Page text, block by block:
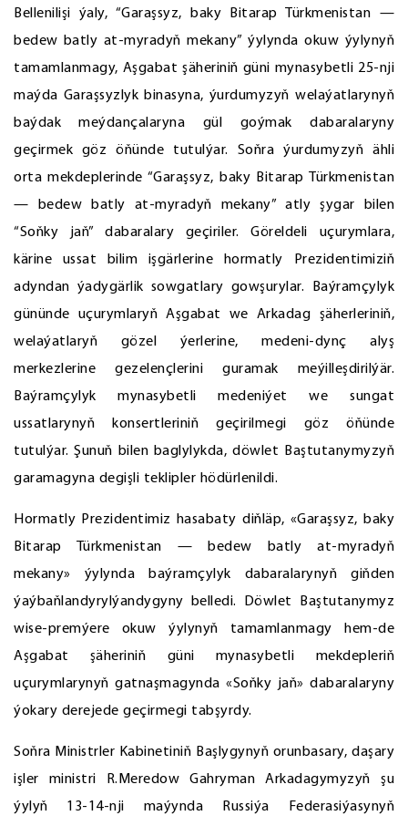
Bellenilişi ýaly, “Garaşsyz, baky Bitarap Türkmenistan —
bedew batly at-myradyň mekany” ýylynda okuw ýylynyň
tamamlanmagy, Aşgabat şäheriniň güni mynasybetli 25-nji
maýda Garaşsyzlyk binasyna, ýurdumyzyň welaýatlarynyň
baýdak meýdançalaryna gül goýmak dabaralaryny
geçirmek göz öňünde tutulýar. Soňra ýurdumyzyň ähli
orta mekdeplerinde “Garaşsyz, baky Bitarap Türkmenistan
— bedew batly at-myradyň mekany” atly şygar bilen
“Soňky jaň” dabaralary geçiriler. Göreldeli uçurymlara,
kärine ussat bilim işgärlerine hormatly Prezidentimiziň
adyndan ýadygärlik sowgatlary gowşurylar. Baýramçylyk
gününde uçurymlaryň Aşgabat we Arkadag şäherleriniň,
welaýatlaryň gözel ýerlerine, medeni-dynç alyş
merkezlerine gezelençlerini guramak meýilleşdirilýär.
Baýramçylyk mynasybetli medeniýet we sungat
ussatlarynyň konsertleriniň geçirilmegi göz öňünde
tutulýar. Şunuň bilen baglylykda, döwlet Baştutanymyzyň
garamagyna degişli teklipler hödürlenildi.
Hormatly Prezidentimiz hasabaty diňläp, «Garaşsyz, baky
Bitarap Türkmenistan — bedew batly at-myradyň
mekany» ýylynda baýramçylyk dabaralarynyň giňden
ýaýbaňlandyrylýandygyny belledi. Döwlet Baştutanymyz
wise-premýere okuw ýylynyň tamamlanmagy hem-de
Aşgabat şäheriniň güni mynasybetli mekdepleriň
uçurymlarynyň gatnaşmagynda «Soňky jaň» dabaralaryny
ýokary derejede geçirmegi tabşyrdy.
Soňra Ministrler Kabinetiniň Başlygynyň orunbasary, daşary
işler ministri R.Meredow Gahryman Arkadagymyzyň şu
ýylyň 13-14-nji maýynda Russiýa Federasiýasynyň